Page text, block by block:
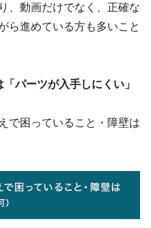
、動画だけでなく、正確な
ら進めている方も多いこと
パーツが入手しにくい」
で困っていること・障壁は